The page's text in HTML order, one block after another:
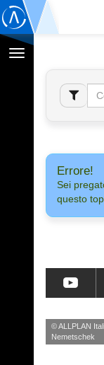
Toggle
navigation
Errore!
Sei
questo
© ALLPLAN
Nemetschek